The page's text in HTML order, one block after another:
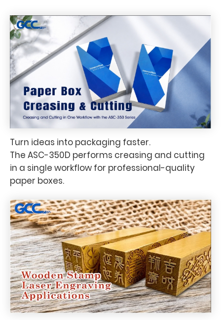
Turn ideas into packaging faster.
The ASC-350D performs creasing and cutting
in a single workflow for professional-quality
paper boxes.